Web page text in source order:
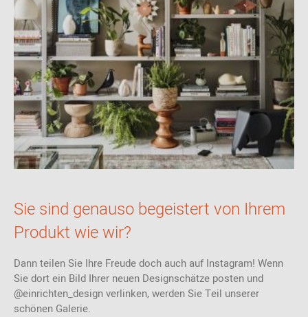
Sie sind genauso begeistert von Ihrem
Produkt wie wir?
Dann teilen Sie Ihre Freude doch auch auf Instagram! Wenn
Sie dort ein Bild Ihrer neuen Designschätze posten und
@einrichten_design verlinken, werden Sie Teil unserer
schönen Galerie.